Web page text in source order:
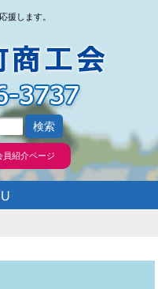
援します。
員紹介ページ